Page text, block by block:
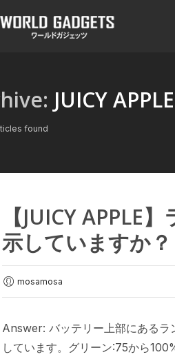
JUICY APPLE
found
【JUICY APPLE
示していますか？
mosamosa
Answer: バッテリー上部にあるラ
しています。グリーン:75から